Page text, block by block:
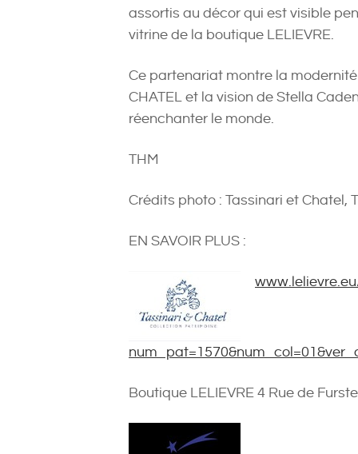
assortis au décor qui est visible
vitrine de la boutique LELIEVRE.
Ce partenariat montre la modernité
CHATEL et la vision de Stella
réenchanter le monde.
THM
Crédits photo : Tassinari et Chatel,
EN SAVOIR PLUS :
Boutique LELIEVRE 4 Rue de